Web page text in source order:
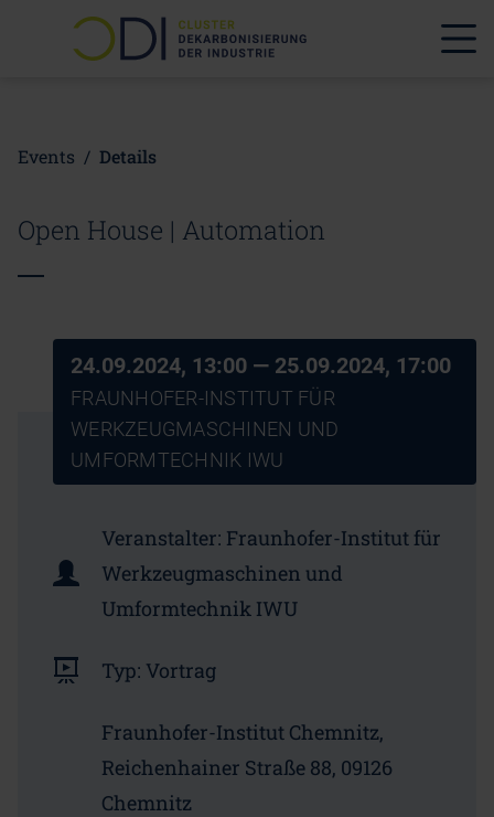
Events / Details
Open House | Automation
24.09.2024, 13:00 — 25.09.2024, 17:00
FRAUNHOFER-INSTITUT FÜR
WERKZEUGMASCHINEN UND
UMFORMTECHNIK IWU
Veranstalter: Fraunhofer-Institut für
Werkzeugmaschinen und
Umformtechnik IWU
Typ: Vortrag
Fraunhofer-Institut Chemnitz,
Reichenhainer Straße 88, 09126
Chemnitz